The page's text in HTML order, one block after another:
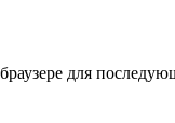
для